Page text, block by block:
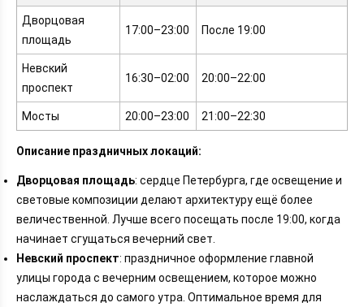
Дворцовая
площадь
17:00–23:00 После 19:00
Невский
проспект
16:30–02:00 20:00–22:00
Мосты 20:00–23:00 21:00–22:30
Описание праздничных локаций:
Дворцовая площадь: сердце Петербурга, где освещение и
световые композиции делают архитектуру ещё более
величественной. Лучше всего посещать после 19:00, когда
начинает сгущаться вечерний свет.
Невский проспект: праздничное оформление главной
улицы города с вечерним освещением, которое можно
наслаждаться до самого утра. Оптимальное время для